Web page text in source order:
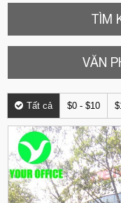
TÌM
VĂN
Tất cả $0 - $10